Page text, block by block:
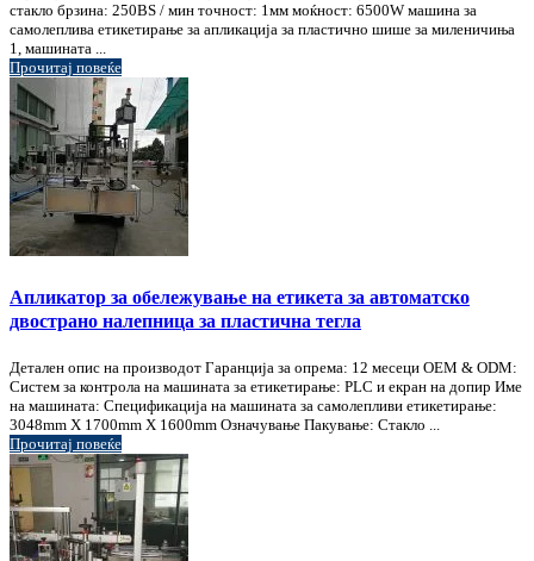
стакло брзина: 250BS / мин точност: 1мм моќност: 6500W машина за
самолеплива етикетирање за апликација за пластично шише за миленичиња
1, машината ...
Прочитај повеќе
Апликатор за обележување на етикета за автоматско
двострано налепница за пластична тегла
Детален опис на производот Гаранција за опрема: 12 месеци OEM & ODM:
Систем за контрола на машината за етикетирање: PLC и екран на допир Име
на машината: Спецификација на машината за самолепливи етикетирање:
3048mm X 1700mm X 1600mm Означување Пакување: Стакло ...
Прочитај повеќе